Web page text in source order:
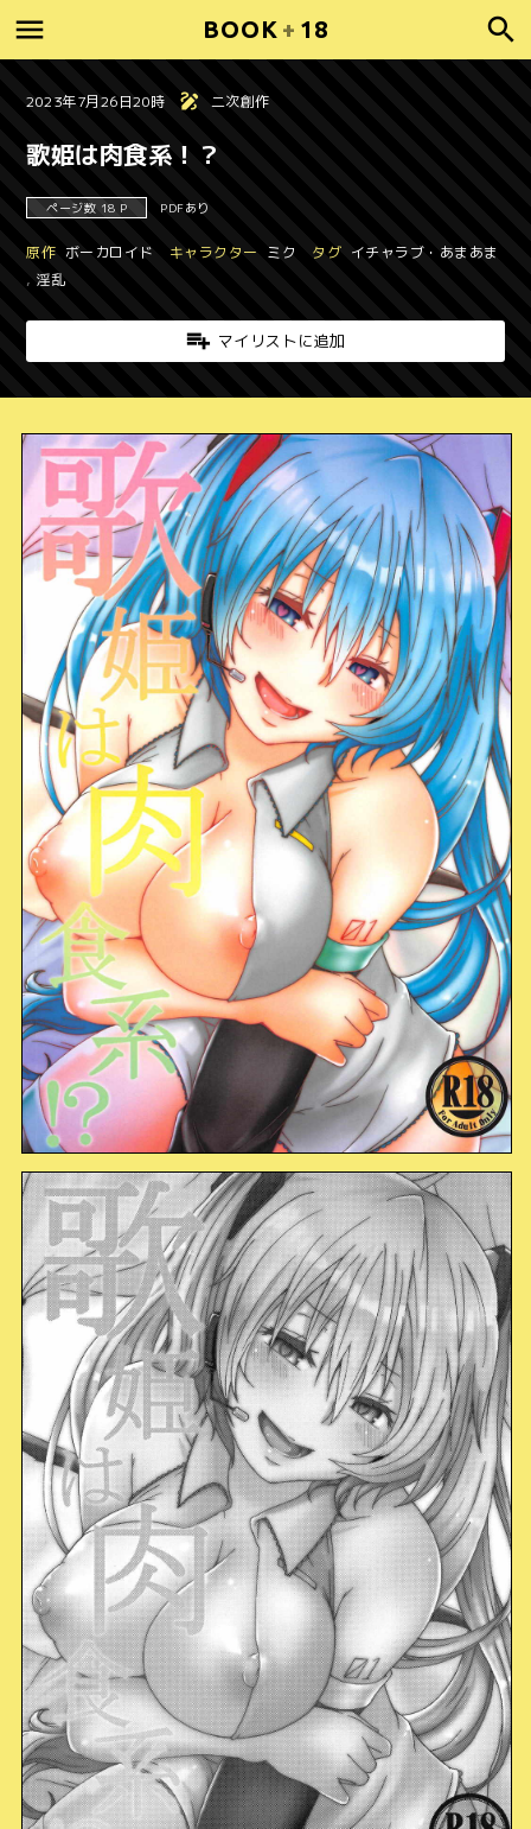
BOOK + 18
2023年7月26日20時 二次創作
歌姫は肉食系！？
ページ数 18 P PDFあり
原作 ボーカロイド キャラクター ミク タグ イチャラブ・あまあま
, 淫乱
マイリストに追加